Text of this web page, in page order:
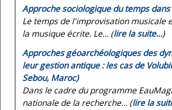
Approche sociologique du temps
Le temps de l'improvisation musicale
la musique écrite. Le... (lire la suite…)
Approches géoarchéologiques des
leur gestion antique : les cas de
Sebou, Maroc)
Dans le cadre du programme
nationale de la recherche... (lire la